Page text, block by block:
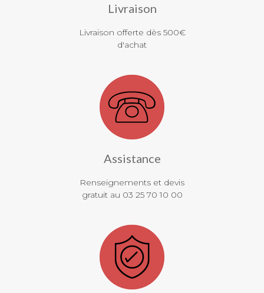
Livraison
Livraison offerte dès 500€
d'achat
Assistance
Renseignements et devis
gratuit au 03 25 70 10 00